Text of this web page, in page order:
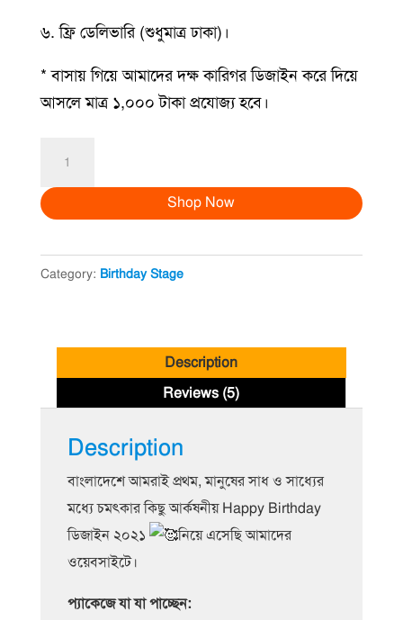
৬. ফ্রি ডেলিভারি (শুধুমাত্র ঢাকা)।
* বাসায় গিয়ে আমাদের দক্ষ কারিগর ডিজাইন করে দিয়ে
আসলে মাত্র ১,০০০ টাকা প্রযোজ্য হবে।
Stage
30
quantity
Shop Now
Category: Birthday Stage
Description
Reviews (5)
Description
বাংলাদেশে আমরাই প্রথম, মানুষের সাধ ও সাধ্যের
মধ্যে চমৎকার কিছু আর্কষনীয় Happy Birthday
ডিজাইন ২০২১
নিয়ে এসেছি আমাদের
ওয়েবসাইটে।
প্যাকেজে যা যা পাচ্ছেন: